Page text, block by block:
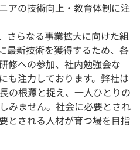
アの技術向上・教育体制に注
さらなる事業拡大に向けた組
最新技術を獲得するため、各
修への参加、社内勉強会な
も注力しております。弊社は
の根源と捉え、一人ひとりの
みません。社会に必要とされ
とされる人材が育つ場を目指